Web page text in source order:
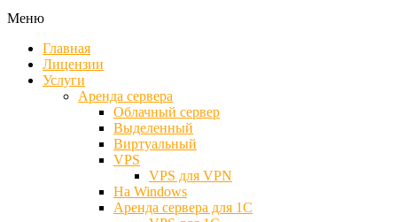
Меню
Главная
Лицензии
Услуги
Аренда сервера
Облачный сервер
Выделенный
Виртуальный
VPS
VPS для VPN
На Windows
Аренда сервера для 1С